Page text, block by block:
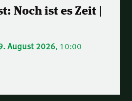
Noch ist es Zeit |
August 2026, 10:00